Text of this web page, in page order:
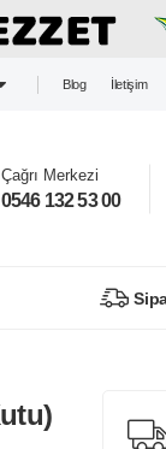
Blog İletişim
Çağrı Merkezi
0546 132 53 00